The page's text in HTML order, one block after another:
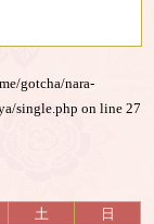
gotcha/nara-
single.php on line27
土
日